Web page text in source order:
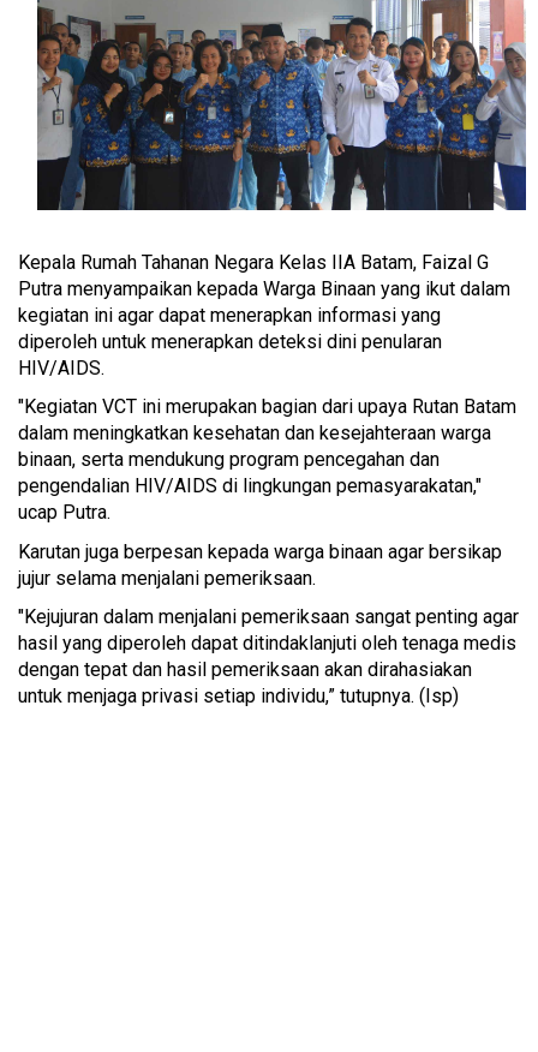
Kepala Rumah Tahanan Negara Kelas IIA Batam, Faizal G
Putra menyampaikan kepada Warga Binaan yang ikut dalam
kegiatan ini agar dapat menerapkan informasi yang
diperoleh untuk menerapkan deteksi dini penularan
HIV/AIDS.
"Kegiatan VCT ini merupakan bagian dari upaya Rutan Batam
dalam meningkatkan kesehatan dan kesejahteraan warga
binaan, serta mendukung program pencegahan dan
pengendalian HIV/AIDS di lingkungan pemasyarakatan,"
ucap Putra.
Karutan juga berpesan kepada warga binaan agar bersikap
jujur selama menjalani pemeriksaan.
"Kejujuran dalam menjalani pemeriksaan sangat penting agar
hasil yang diperoleh dapat ditindaklanjuti oleh tenaga medis
dengan tepat dan hasil pemeriksaan akan dirahasiakan
untuk menjaga privasi setiap individu,” tutupnya. (Isp)